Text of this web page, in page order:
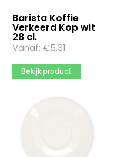
Barista Koffie
Verkeerd Kop wit
28 cl.
Vanaf: €5,31
Bekijk product